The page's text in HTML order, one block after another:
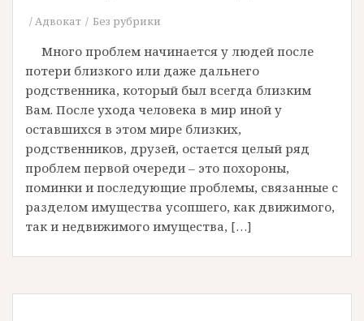
Адвокат Без рубрики
Много проблем начинается у людей после
потери близкого или даже дальнего
родственника, который был всегда близким
Вам. После ухода человека в мир иной у
оставшихся в этом мире близких,
родственников, друзей, остается целый ряд
проблем первой очереди – это похороны,
поминки и последующие проблемы, связанные с
разделом имущества усопшего, как движимого,
так и недвижимого имущества, […]